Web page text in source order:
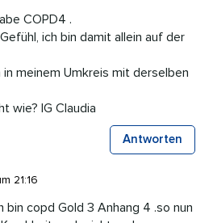
COPD4 .
ich bin damit allein auf der
meinem Umkreis mit derselben
wie? lG Claudia
Antworten
21:16
bin copd Gold 3 Anhang 4 .so nun